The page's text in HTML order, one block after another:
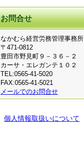
お問合せ
なかむら経営労務管理事務所
〒471-0812
豊田市野見町９－３６－２
カーサ・エレガンテ１０２
TEL:0565-41-5020
FAX:0565-41-5021
メールでのお問合せ
個人情報取扱いについて